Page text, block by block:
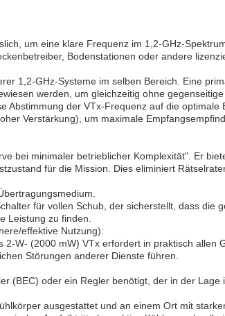
um eine klare Frequenz im 1,2-GHz-
Bodenstationen oder andere
1,2-GHz-Systeme im selben Bereich. Eine
werden, um gleichzeitig ohne
Abstimmung der VTx-Frequenz auf die
Verstärkung), um maximale
bei minimaler betrieblicher Komplexität". Er
für die Mission. Dies eliminiert
für vollen Schub, der sicherstellt, dass die
Leistung zu finden.
effektive Nutzung):
W- (2000 mW) VTx erfordert in praktisch allen
Störungen anderer Dienste führen.
(BEC) oder ein Regler benötigt, der in der
ausgestattet und an einem Ort mit